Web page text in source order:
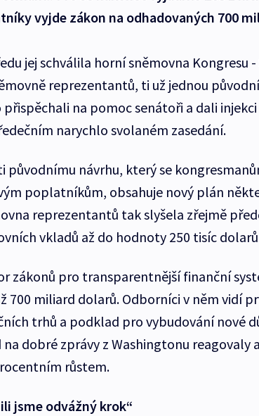
vyjde zákon na odhadovaných 700
jej schválila horní sněmovna Kongresu
reprezentantů, ti už jednou
přispěchali na pomoc senátoři a dali
narychlo svolaném zasedání.
původnímu návrhu, který se
poplatníkům, obsahuje nový plán
reprezentantů tak slyšela zřejmě
vkladů až do hodnoty 250 tisíc
zákonů pro transparentnější finanční
700 miliard dolarů. Odborníci v něm vidí
trhů a podklad pro vybudování nové
na dobré zprávy z Washingtonu reagovaly
růstem.
jsme odvážný krok“